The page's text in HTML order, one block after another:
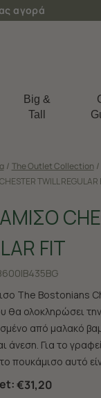
αγορά
Big &
Tall
/ The Outlet Collection /
TWILL REGULAR
FIT
The Bostonians
θα ολοκληρώσει
από μαλακό
άνεση. Για το
πουκάμισο αυτό
€31,20